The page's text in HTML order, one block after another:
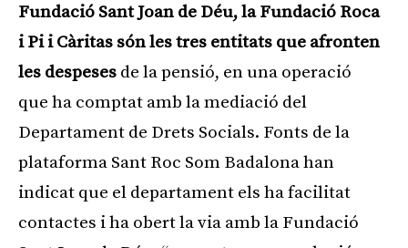
Fundació Sant Joan de Déu, la Fundació Roca
i Pi i Càritas són les tres entitats que afronten
les despeses de la pensió, en una operació
que ha comptat amb la mediació del
Departament de Drets Socials. Fonts de la
plataforma Sant Roc Som Badalona han
indicat que el departament els ha facilitat
contactes i ha obert la via amb la Fundació